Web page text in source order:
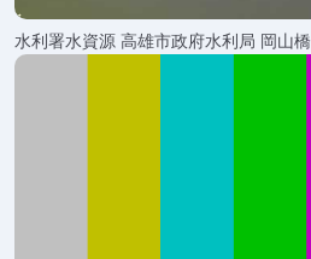
水利署水資源 高雄市政府水利局 岡山橋